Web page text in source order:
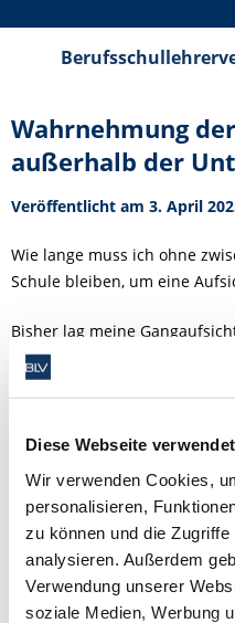
Diese Webseite
Wir verwenden Cookies,
personalisieren,
zu können und die
analysieren. Außerdem
Verwendung unserer
soziale Medien, Werbung
Wahrnehmung
außerhalb der
Veröffentlicht am 3. April
Wie lange muss ich ohne
Schule bleiben, um eine
Bisher lag meine
Nachmittagsunterricht
Unterricht). Durch eine
Schulleitung habe ich
Sitze ich nun bis zum Ende
meine Aufsicht wahr?
Die Antwort finden Sie im
bitte hier ein.